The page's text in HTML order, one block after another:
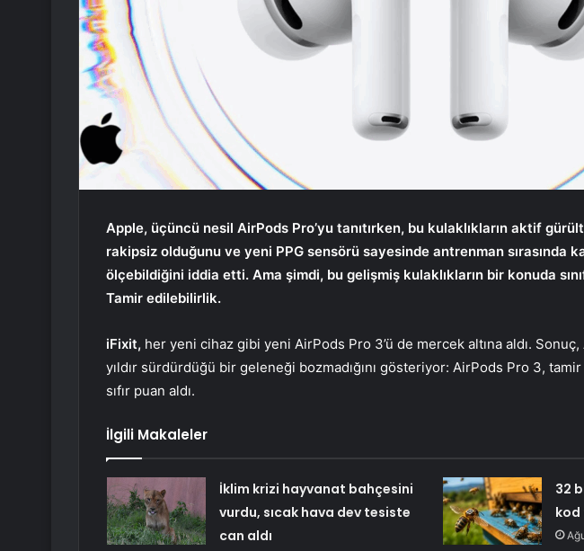
Apple, üçüncü nesil AirPods Pro’yu tanıtırken, bu kulaklıkların aktif
rakipsiz olduğunu ve yeni PPG sensörü sayesinde antrenman sırasında
ölçebildiğini iddia etti. Ama şimdi, bu gelişmiş kulaklıkların bir konuda
Tamir edilebilirlik.
iFixit, her yeni cihaz gibi yeni AirPods Pro 3’ü de mercek altına aldı.
yıldır sürdürdüğü bir geleneği bozmadığını gösteriyor: AirPods Pro 3,
sıfır puan aldı.
İlgili Makaleler
İklim krizi hayvanat bahçesini
vurdu, sıcak hava dev tesiste
can aldı
32
kod